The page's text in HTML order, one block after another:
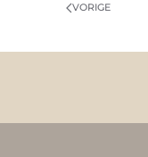
VORIGE